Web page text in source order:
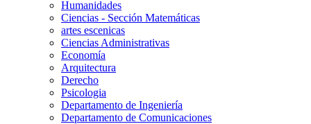
Humanidades
Ciencias - Sección Matemáticas
artes escenicas
Ciencias Administrativas
Economía
Arquitectura
Derecho
Psicologia
Departamento de Ingeniería
Departamento de Comunicaciones